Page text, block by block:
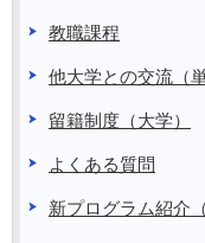
教職課程
他大学との交流（
留籍制度（大学）
よくある質問
新プログラム紹介